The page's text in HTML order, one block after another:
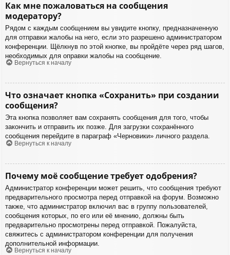
Как мне пожаловаться на сообщения
модератору?
Рядом с каждым сообщением вы увидите кнопку, предназначенную
для отправки жалобы на него, если это разрешено администратором
конференции. Щёлкнув по этой кнопке, вы пройдёте через ряд шагов,
необходимых для оправки жалобы на сообщение.
Вернуться к началу
Что означает кнопка «Сохранить» при создании
сообщения?
Эта кнопка позволяет вам сохранять сообщения для того, чтобы
закончить и отправить их позже. Для загрузки сохранённого
сообщения перейдите в параграф «Черновики» личного раздела.
Вернуться к началу
Почему моё сообщение требует одобрения?
Администратор конференции может решить, что сообщения требуют
предварительного просмотра перед отправкой на форум. Возможно
также, что администратор включил вас в группу пользователей,
сообщения которых, по его или её мнению, должны быть
предварительно просмотрены перед отправкой. Пожалуйста,
свяжитесь с администратором конференции для получения
дополнительной информации.
Вернуться к началу